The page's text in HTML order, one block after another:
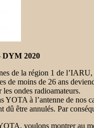
DYM 2020
de la région 1 de l’IARU,
de moins de 26 ans
les ondes radioamateurs.
YOTA à l’antenne de nos
dû être annulés. Par
voulons montrer au